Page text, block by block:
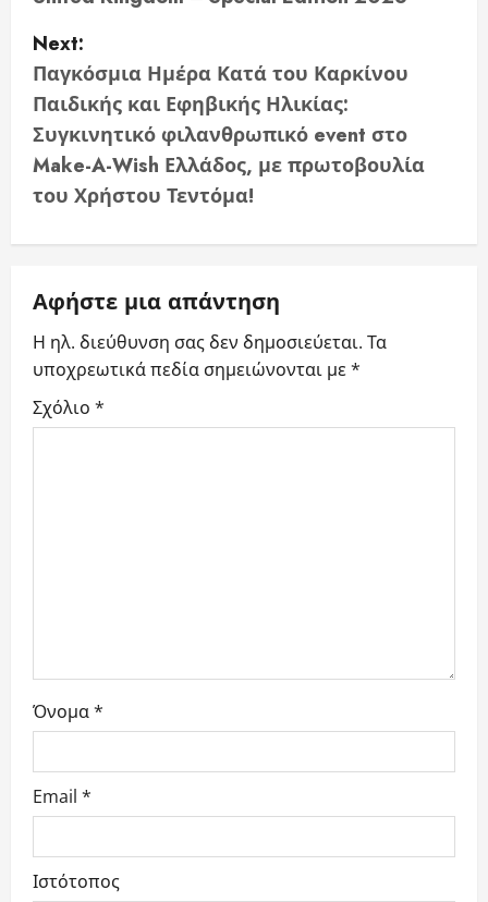
t
n
a
v
i
g
a
t
i
o
Next:
Παγκόσμια Ημέρα Κατά του Καρκίνου
Παιδικής και Εφηβικής Ηλικίας:
Συγκινητικό φιλανθρωπικό event στο
Make-A-Wish Ελλάδος, με πρωτοβουλία
του Χρήστου Τεντόμα!
Αφήστε μια απάντηση
Η ηλ. διεύθυνση σας δεν δημοσιεύεται. Τα
υποχρεωτικά πεδία σημειώνονται με*
Σχόλιο *
Όνομα*
Email *
Ιστότοπος